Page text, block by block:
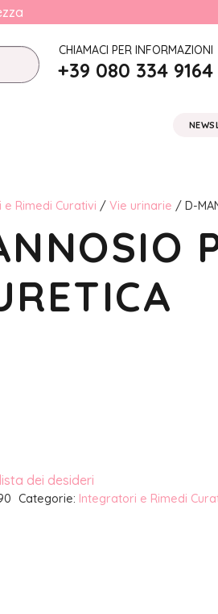
CHIAMACI PER INFORMAZIONI
+39 080 334 9164
Rimedi Curativi / Vie urinarie / D-
dei desideri
Categorie: Integratori e Rimedi